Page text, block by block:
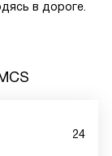
в дороге.
24